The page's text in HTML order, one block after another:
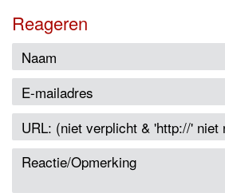
Reageren